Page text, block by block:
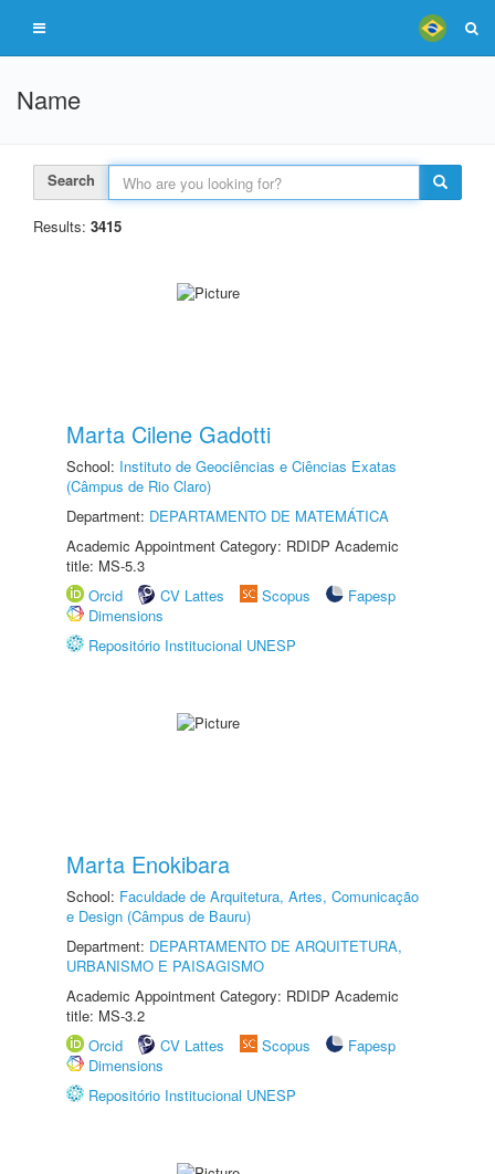
Name
Search
Results: 3415
Marta Cilene Gadotti
School: Instituto de Geociências e Ciências Exatas
(Câmpus de Rio Claro)
Department: DEPARTAMENTO DE MATEMÁTICA
Academic Appointment Category: RDIDP Academic
title: MS-5.3
Orcid
CV Lattes Scopus
Fapesp
Dimensions
Repositório Institucional UNESP
Marta Enokibara
School: Faculdade de Arquitetura, Artes, Comunicação
e Design (Câmpus de Bauru)
Department: DEPARTAMENTO DE ARQUITETURA,
URBANISMO E PAISAGISMO
Academic Appointment Category: RDIDP Academic
title: MS-3.2
Orcid
CV Lattes Scopus
Fapesp
Dimensions
Repositório Institucional UNESP